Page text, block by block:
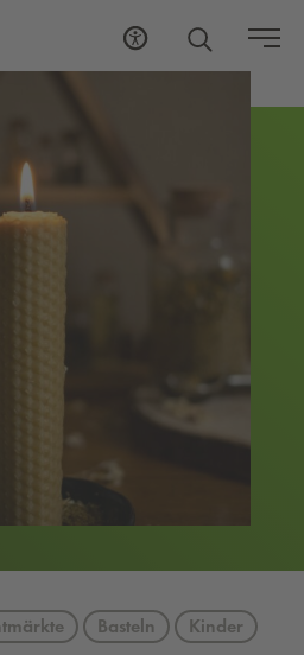
Basteln Kinder